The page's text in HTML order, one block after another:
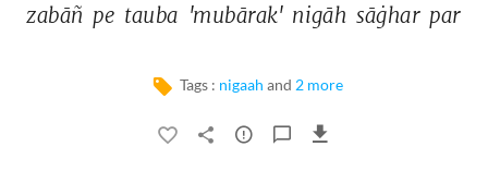
zabāñ pe tauba 'mubārak' nigāh sāġhar par
Tags : nigaah and 2 more